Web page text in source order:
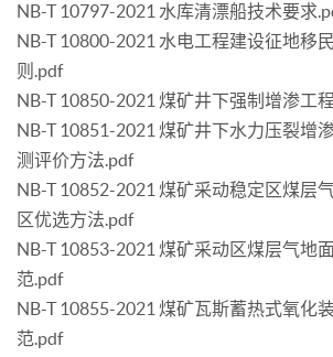
NB-T 10797-2021 水库清漂船技术要求
NB-T 10800-2021 水电工程建设征地移
则.pdf
NB-T 10850-2021 煤矿井下强制增渗工
NB-T 10851-2021 煤矿井下水力压裂增
测评价方法.pdf
NB-T 10852-2021 煤矿采动稳定区煤层
区优选方法.pdf
NB-T 10853-2021 煤矿采动区煤层气地
范.pdf
NB-T 10855-2021 煤矿瓦斯蓄热式氧化
范.pdf